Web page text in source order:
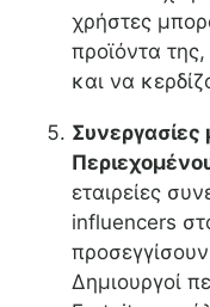
χρήστες
προϊόντα
και να
Συνεργασίες
εταιρείες
influencers
Δημιουργοί